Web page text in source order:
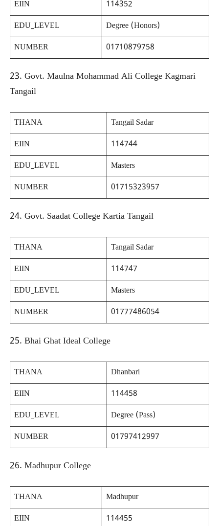
EIIN
114352
EDU_LEVEL
Degree (Honors)
NUMBER
01710879758
23. Govt. Maulna Mohammad Ali College Kagmari
Tangail
THANA
Tangail Sadar
EIIN
114744
EDU_LEVEL
Masters
NUMBER
01715323957
24. Govt. Saadat College Kartia Tangail
THANA
Tangail Sadar
EIIN
114747
EDU_LEVEL
Masters
NUMBER
01777486054
25. Bhai Ghat Ideal College
THANA
Dhanbari
EIIN
114458
EDU_LEVEL
Degree (Pass)
NUMBER
01797412997
26. Madhupur College
THANA
Madhupur
EIIN
114455